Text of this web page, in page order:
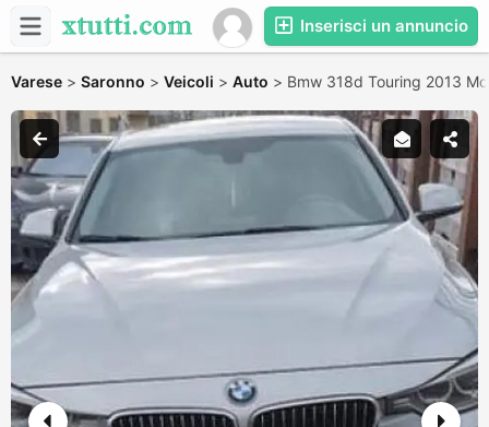
Inserisci un annuncio
Varese > Saronno > Veicoli > Auto > Bmw 318d Touring 2013